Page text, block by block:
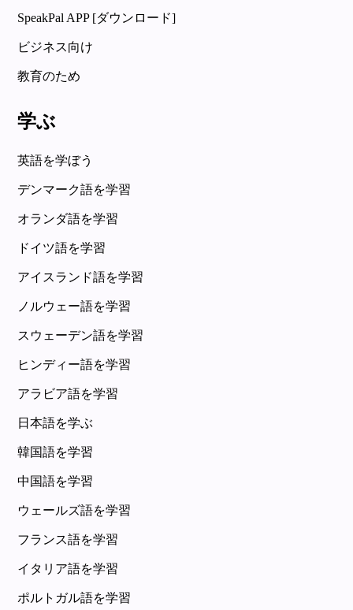
SpeakPal APP [ダウンロード]
ビジネス向け
教育のため
学ぶ
英語を学ぼう
デンマーク語を学習
オランダ語を学習
ドイツ語を学習
アイスランド語を学習
ノルウェー語を学習
スウェーデン語を学習
ヒンディー語を学習
アラビア語を学習
日本語を学ぶ
韓国語を学習
中国語を学習
ウェールズ語を学習
フランス語を学習
イタリア語を学習
ポルトガル語を学習